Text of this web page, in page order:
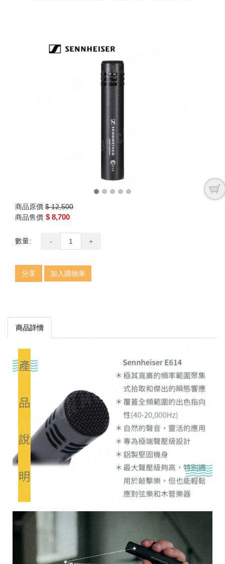
商品原價 $ 12,500
商品售價 $ 8,700
數量: - +
分享 加入購物車
商品詳情